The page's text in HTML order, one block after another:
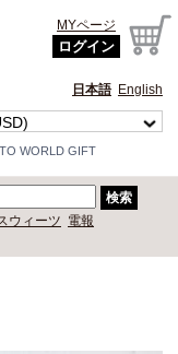
日本語 English
WORLD GIFT
検索
ウィーツ
電報
MYページ
ログイン